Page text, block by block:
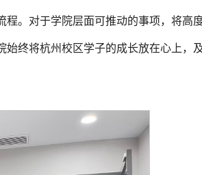
。对于学院层面可推动的事项，将高
终将杭州校区学子的成长放在心上，